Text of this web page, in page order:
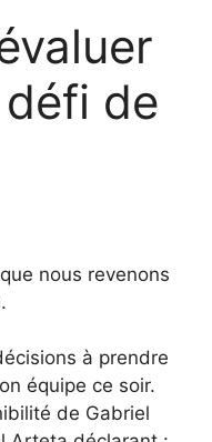
de
nous revenons
à prendre
équipe ce soir.
de Gabriel